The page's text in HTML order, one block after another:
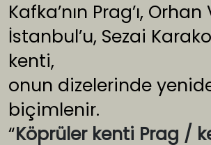
Kafka’nın Prag’ı, Orhan
İstanbul’u, Sezai
kenti,
onun dizelerinde
biçimlenir.
“Köprüler kenti Prag /